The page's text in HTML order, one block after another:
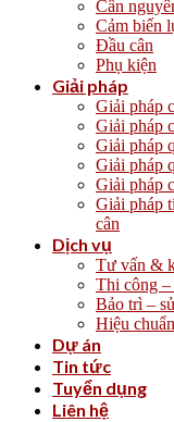
Cân
Cảm biến
Đầu cân
Phụ kiện
Giải pháp
Giải pháp
Giải pháp
Giải pháp
Giải pháp
Giải pháp
Giải pháp
cân
Dịch vụ
Tư vấn &
Thi công –
Bảo trì –
Hiệu
Dự án
Tin tức
Tuyển dụng
Liên hệ